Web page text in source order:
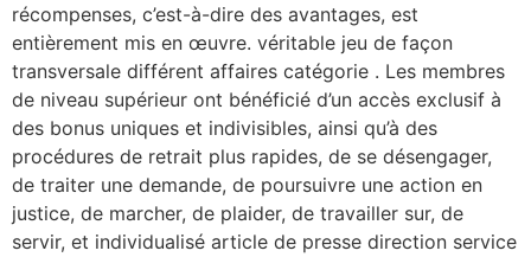
récompenses, c’est-à-dire des avantages, est
entièrement mis en œuvre. véritable jeu de façon
transversale différent affaires catégorie . Les membres
de niveau supérieur ont bénéficié d’un accès exclusif à
des bonus uniques et indivisibles, ainsi qu’à des
procédures de retrait plus rapides, de se désengager,
de traiter une demande, de poursuivre une action en
justice, de marcher, de plaider, de travailler sur, de
servir, et individualisé article de presse direction service